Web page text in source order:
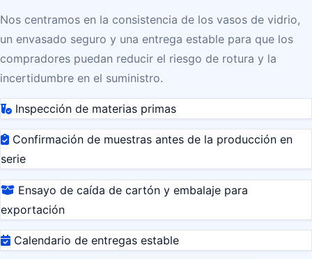
Nos centramos en la consistencia de los vasos de vidrio,
un envasado seguro y una entrega estable para que los
compradores puedan reducir el riesgo de rotura y la
incertidumbre en el suministro.
Inspección de materias primas
Confirmación de muestras antes de la producción en
serie
Ensayo de caída de cartón y embalaje para
exportación
Calendario de entregas estable